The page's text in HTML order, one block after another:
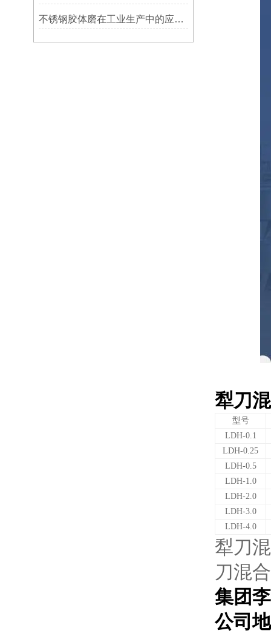
不锈钢胶体磨在工业生产中的应用分析
犁刀
型号
LDH-0.1
LDH-0.25
LDH-0.5
LDH-1.0
LDH-2.0
LDH-3.0
LDH-4.0
犁刀
刀混
集团
公司